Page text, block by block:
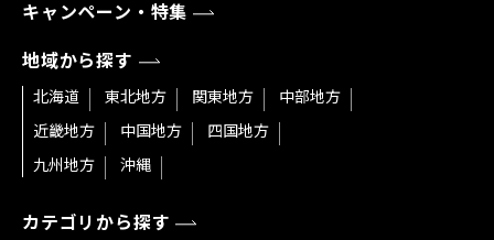
キャンペーン・特集
地域から探す
北海道 東北地方 関東地方
中部地方
近畿地方
中国地方
四国地方
九州地方
沖縄
カテゴリから探す